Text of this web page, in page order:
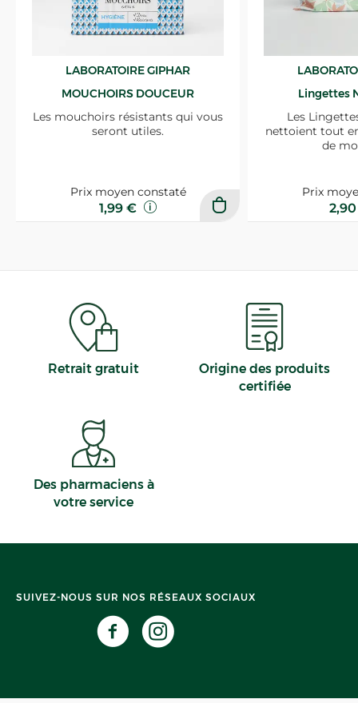
LABORATOIRE GIPHAR
MOUCHOIRS DOUCEUR
Les mouchoirs résistants qui vous
seront utiles.
Prix moyen constaté
1,99 €
Lingettes
Les
nettoient tout
de
Prix
Retrait gratuit
Origine des produits
certifiée
Des pharmaciens à
votre service
SUIVEZ-NOUS SUR NOS RÉSEAUX SOCIAUX